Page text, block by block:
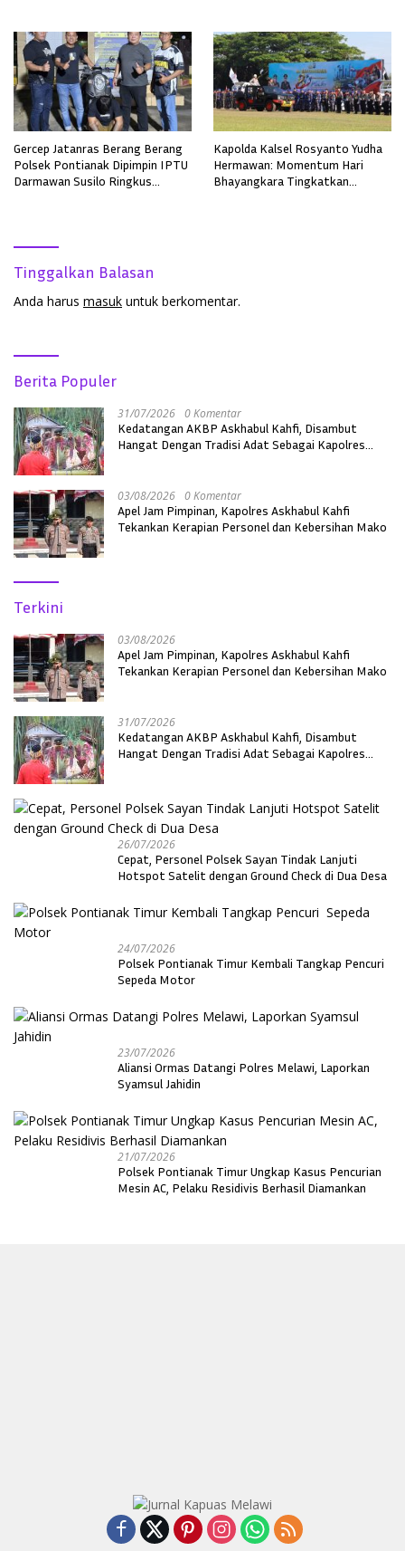
Gercep Jatanras Berang Berang
Polsek Pontianak Dipimpin IPTU
Darmawan Susilo Ringkus
Kapolda Kalsel Rosyanto Yudha
Hermawan: Momentum Hari
Bhayangkara Tingkatkan
Tinggalkan Balasan
Anda harus masuk untuk berkomentar.
Berita Populer
31/07/2026 0 Komentar
Kedatangan AKBP Askhabul Kahfi, Disambut
Hangat Dengan Tradisi Adat Sebagai Kapolres
03/08/2026 0 Komentar
Apel Jam Pimpinan, Kapolres Askhabul Kahfi
Tekankan Kerapian Personel dan Kebersihan Mako
Terkini
03/08/2026
Apel Jam Pimpinan, Kapolres Askhabul Kahfi
Tekankan Kerapian Personel dan Kebersihan Mako
31/07/2026
Kedatangan AKBP Askhabul Kahfi, Disambut
Hangat Dengan Tradisi Adat Sebagai Kapolres
26/07/2026
Cepat, Personel Polsek Sayan Tindak Lanjuti
Hotspot Satelit dengan Ground Check di Dua Desa
24/07/2026
Polsek Pontianak Timur Kembali Tangkap Pencuri
Sepeda Motor
23/07/2026
Aliansi Ormas Datangi Polres Melawi, Laporkan
Syamsul Jahidin
21/07/2026
Polsek Pontianak Timur Ungkap Kasus Pencurian
Mesin AC, Pelaku Residivis Berhasil Diamankan